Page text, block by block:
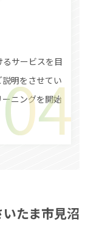
サービスを目
明をさせてい
ニングを開始
たま市見沼